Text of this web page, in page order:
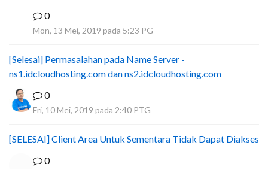
0
Mon, 13 Mei, 2019 pada 5:23 PG
[Selesai] Permasalahan pada Name Server -
ns1.idcloudhosting.com dan ns2.idcloudhosting.com
0
Fri, 10 Mei, 2019 pada 2:40 PTG
[SELESAI] Client Area Untuk Sementara Tidak Dapat Diakses
0